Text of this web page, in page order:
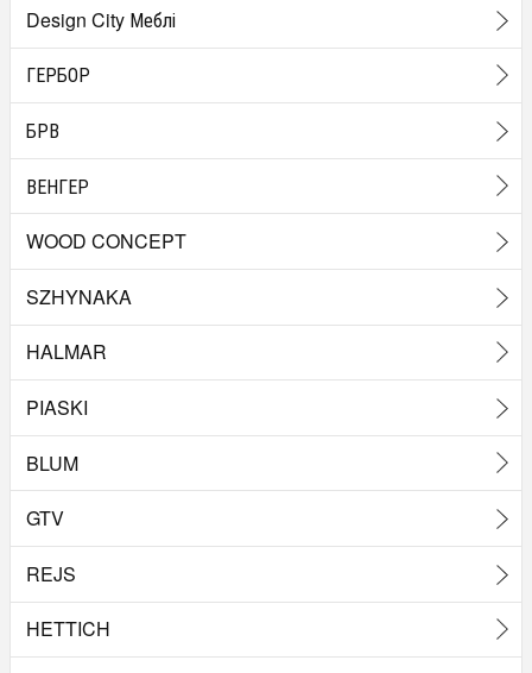
Design City Меблі
ГЕРБОР
БРВ
ВЕНГЕР
WOOD CONCEPT
SZHYNAKA
HALMAR
PIASKI
BLUM
GTV
REJS
HETTICH